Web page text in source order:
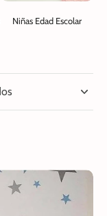
Niñas Edad Escolar